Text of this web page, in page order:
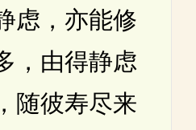
虑，亦能修
，由得静虑
随彼寿尽来